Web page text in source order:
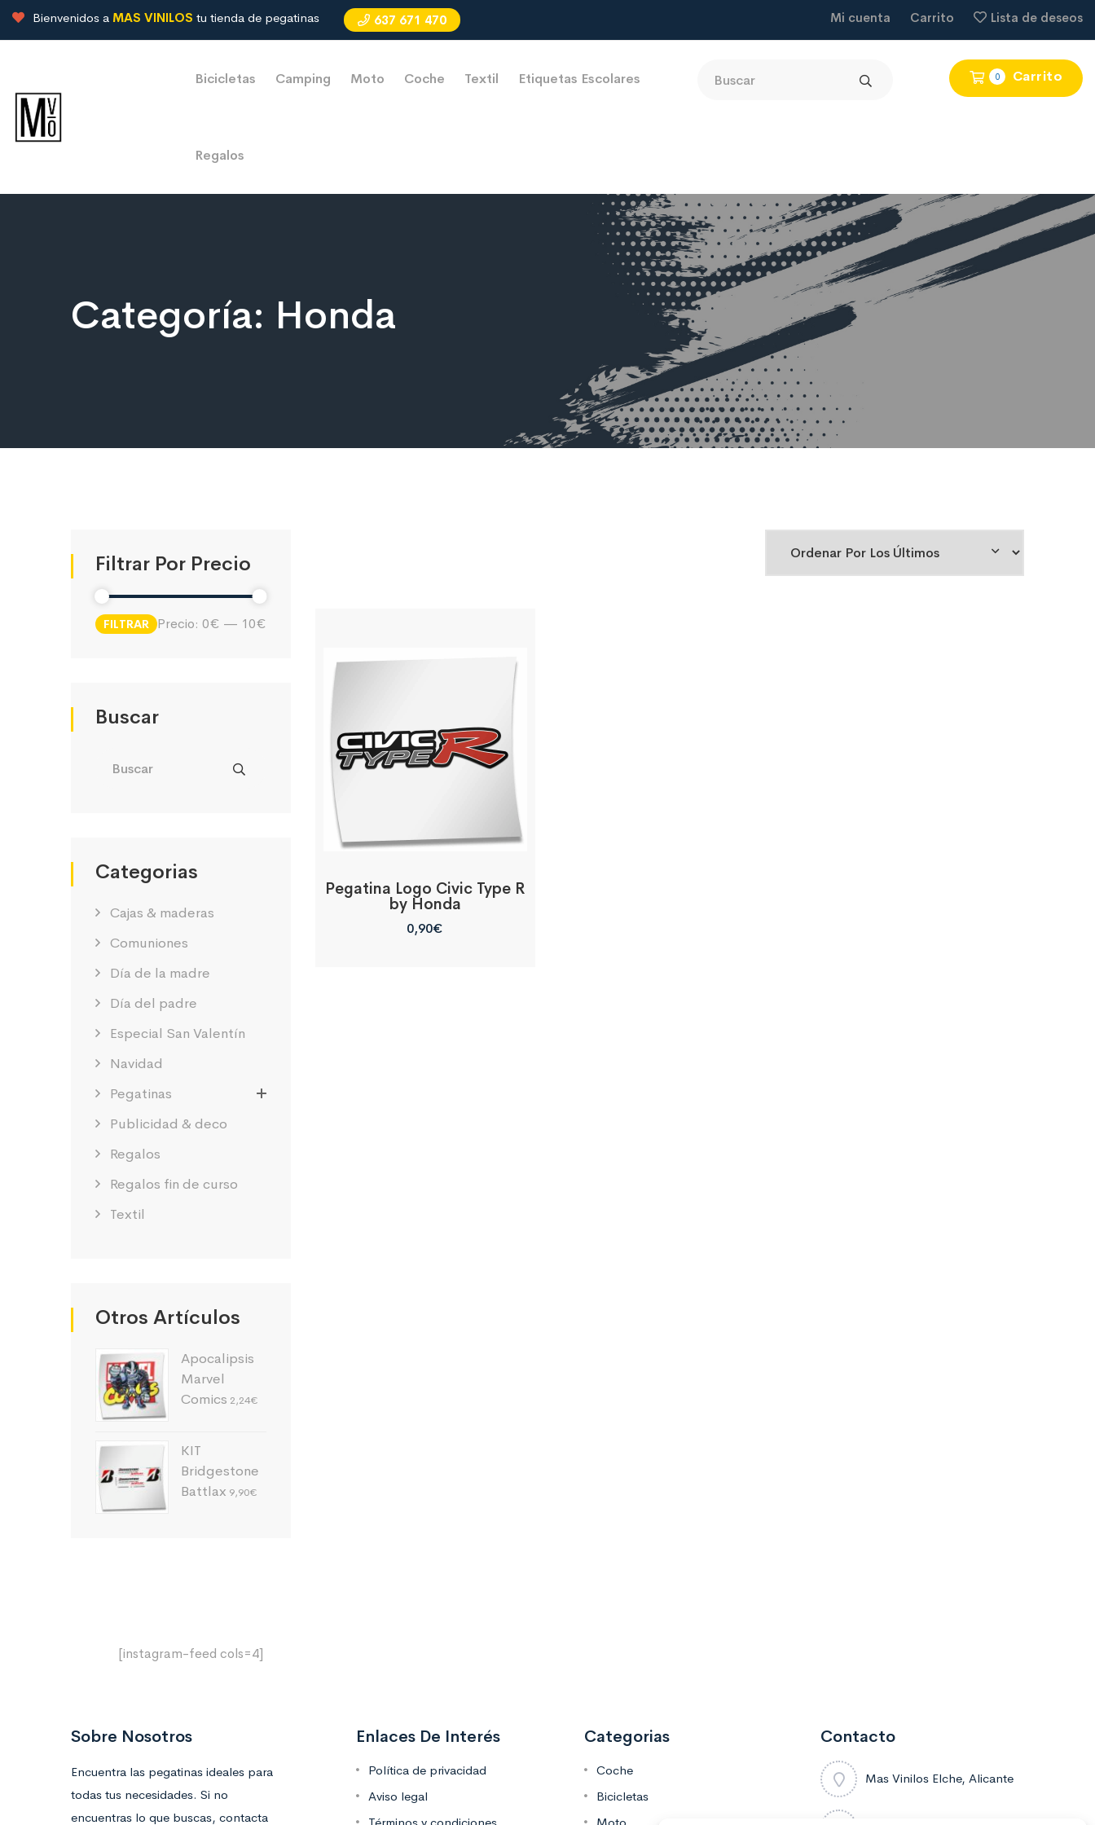
Bienvenidos a MAS VINILOS tu tienda de pegatinas 637 671 470 Mi cuenta Carrito Lista de deseos
0 Carrito
Bicicletas Camping Moto Coche Textil Etiquetas Escolares
Regalos
Categoría: Honda
Filtrar Por Precio
Precio
Precio
FILTRAR Precio: 0€ — 10€
Buscar
Categorias
Cajas & maderas
Comuniones
Día de la madre
Día del padre
Especial San Valentín
Navidad
Pegatinas
Publicidad & deco
Regalos
Regalos fin de curso
Textil
Otros Artículos
Apocalipsis
Marvel
Comics 2,24€
KIT
Bridgestone
Battlax 9,90€
Pegatina Logo Civic Type R
by Honda
0,90€
[instagram-feed cols=4]
Sobre Nosotros
Encuentra las pegatinas ideales para
todas tus necesidades. Si no
encuentras lo que buscas, contacta
Enlaces De Interés
Política de privacidad
Aviso legal
Categorias
Coche
Bicicletas
Contacto
Mas Vinilos Elche, Alicante